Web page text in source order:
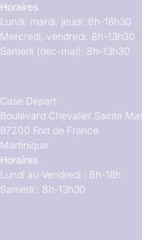
Horaires
Lundi, mardi, jeudi: 8h-16h30
Mercredi, vendredi: 8h-13h30
Samedi (dec-mai): 8h-13h30
Case Départ
Boulevard Chevalier Sainte
97200 Fort de France
Martinique
Horaires
Lundi au Vendredi : 8h-16h
Samedi : 8h-13h30